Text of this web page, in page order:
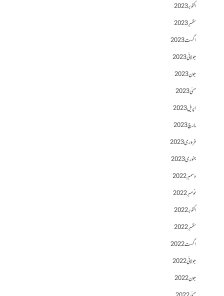
اکتوبر 2023
ستمبر 2023
اگست 2023
جولائی 2023
جون 2023
مئی 2023
اپریل 2023
مارچ 2023
فروری 2023
جنوری 2023
دسمبر 2022
نومبر 2022
اکتوبر 2022
ستمبر 2022
اگست 2022
جولائی 2022
جون 2022